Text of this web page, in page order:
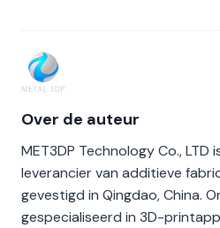
Over de auteur
MET3DP Technology Co.,
leverancier van additieve
gevestigd in Qingdao, China.
gespecialiseerd in 3D-